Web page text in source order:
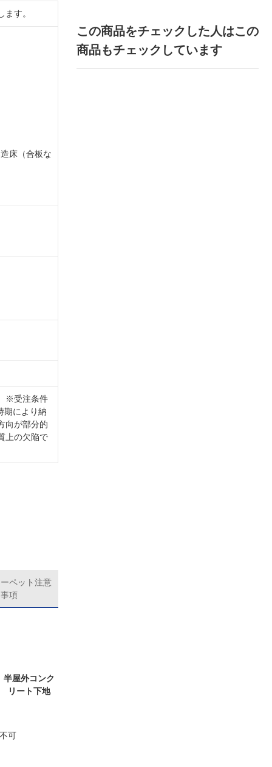
す。
床（合板な
※受注条件
期により納
向が部分的
上の欠陥で
ペット注意
事項
半屋外コンク
リート下地
不可
この商品をチェックした人はこの
商品もチェックしています